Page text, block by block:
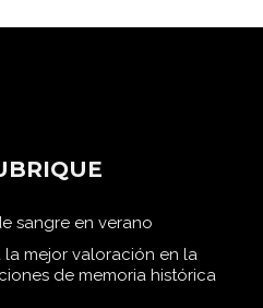
sangre en verano
la mejor valoración en la
de memoria histórica